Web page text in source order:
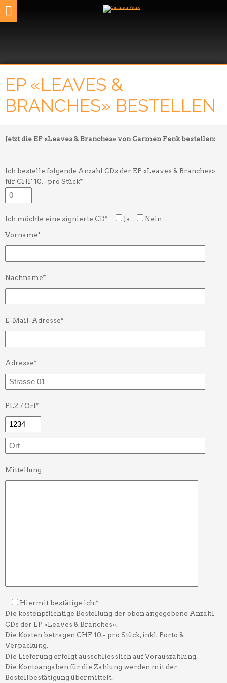
EP «LEAVES &
BRANCHES» BESTELLEN
Jetzt die EP «Leaves & Branches» von Carmen Fenk bestellen:
Ich bestelle folgende Anzahl CDs der EP «Leaves & Branches»
für CHF 10.- pro Stück*
Ich möchte eine signierte CD* Ja
Nein
Vorname*
Nachname*
E-Mail-Adresse*
Adresse*
PLZ / Ort*
Mitteilung
Hiermit bestätige ich:*
Die kostenpflichtige Bestellung der oben angegebene Anzahl
CDs der EP «Leaves & Branches».
Die Kosten betragen CHF 10.- pro Stück, inkl. Porto &
Verpackung.
Die Lieferung erfolgt ausschliesslich auf Vorauszahlung.
Die Kontoangaben für die Zahlung werden mit der
Bestellbestätigung übermittelt.